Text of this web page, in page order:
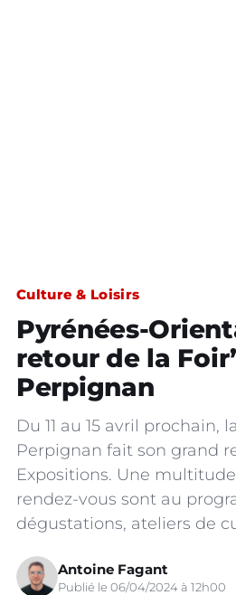
Culture & Loisirs
Pyrénées-
retour de la
Perpignan
Du 11 au 15 avril prochain,
Perpignan fait son grand
Expositions. Une
rendez-vous sont au
dégustations, ateliers de
Antoine Fagant
Publié le 06/04/2024 à 12h00